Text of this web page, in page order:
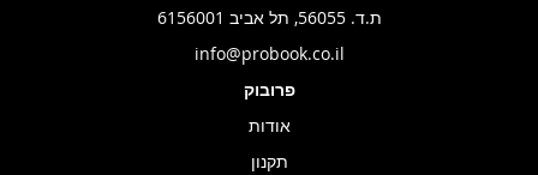
ת.ד. 56055, תל אביב 6156001
info@probook.co.il
פרובוק
אודות
תקנון